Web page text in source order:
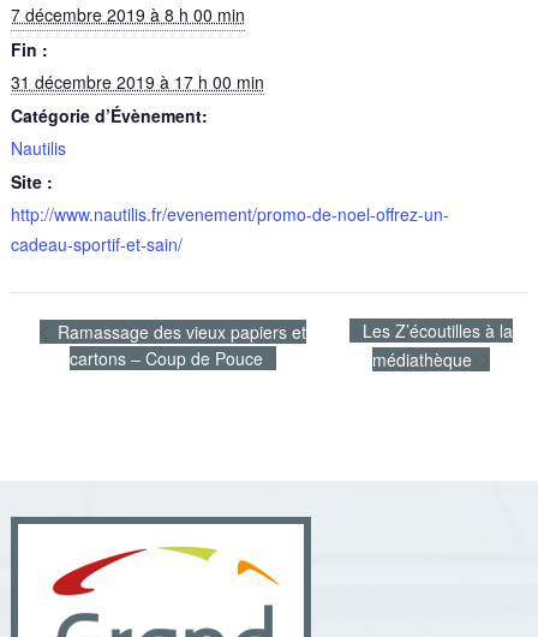
7 décembre 2019 à 8 h 00 min
Fin :
31 décembre 2019 à 17 h 00 min
Catégorie d’Évènement:
Nautilis
Site :
http://www.nautilis.fr/evenement/promo-de-noel-offrez-un-
cadeau-sportif-et-sain/
Ramassage des vieux papiers et
cartons – Coup de Pouce
Les Z’écoutilles à la
médiathèque